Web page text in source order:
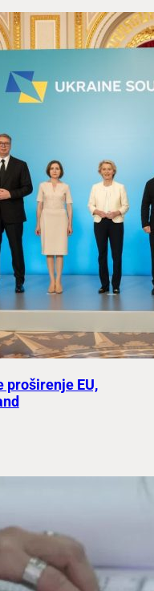
proširenje EU,